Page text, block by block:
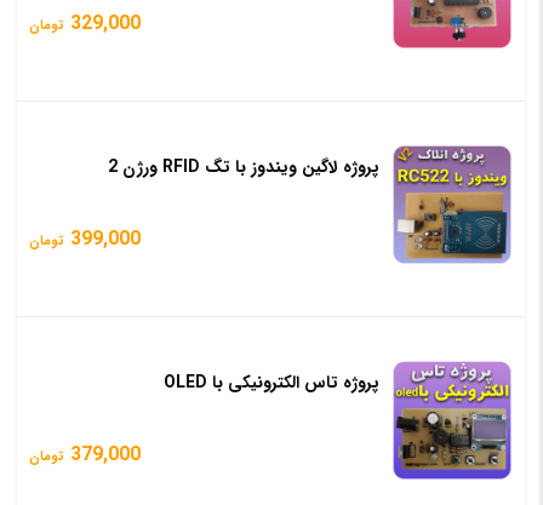
329,000 تومان
پروژه لاگین ویندوز با تگ RFID ورژن 2
399,000 تومان
پروژه تاس الکترونیکی با OLED
379,000 تومان